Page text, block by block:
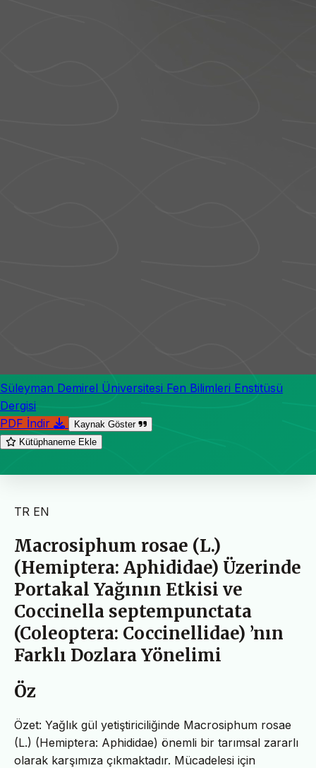
Süleyman Demirel Üniversitesi Fen Bilimleri Enstitüsü
Dergisi
PDF İndir
Kaynak Göster
Kütüphaneme Ekle
TR EN
Macrosiphum rosae (L.)
(Hemiptera: Aphididae) Üzerinde
Portakal Yağının Etkisi ve
Coccinella septempunctata
(Coleoptera: Coccinellidae) ’nın
Farklı Dozlara Yönelimi
Öz
Özet: Yağlık gül yetiştiriciliğinde Macrosiphum rosae
(L.) (Hemiptera: Aphididae) önemli bir tarımsal zararlı
olarak karşımıza çıkmaktadır. Mücadelesi için